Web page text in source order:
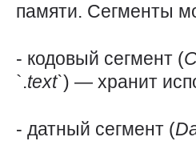
памяти. Сегменты
- кодовый сегмент (
`.text`) — хранит
- датный сегмент (